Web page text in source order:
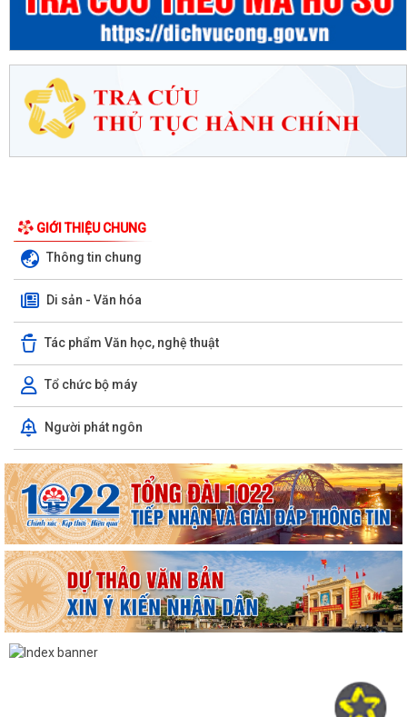
GIỚI THIỆU CHUNG
Thông tin chung
Di sản - Văn hóa
Tác phẩm Văn học, nghệ thuật
Tổ chức bộ máy
Người phát ngôn
TUYÊN TRUYỀN, QUÁN TRIỆT NGHỊ QUYẾT SỐ 11-NQ/TU: QUYẾT
TÂM TẠO ĐỘNG LỰC MỚI CHO TĂNG TRƯỞNG KINH TẾ...
PHƯỜNG HẢI AN TẬP HUẤN HƯỚNG DẪN BẢO ĐẢM AN TOÀN THÔNG
TIN TRONG THỰC HIỆN NHIỆM VỤ
Techfest Haiphong 2026 là sự kiện khoa học công nghệ và đổi mới